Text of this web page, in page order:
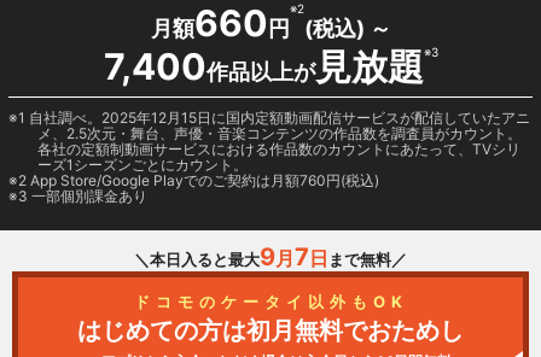
月額660 円
※2
(税込) ～
7,400作品以上が見放題※3
1 自社調べ。2025年12月15日に国内定額動画配信サービスが配信していたアニ
メ、2.5次元・舞台、声優・音楽コンテンツの作品数を調査員がカウント。
各社の定額制動画サービスにおける作品数のカウントにあたって、TVシリ
ーズ1シーズンごとにカウント。
2 App Store/Google Playでのご契約は月額760円(税込)
3 一部個別課金あり
＼本日入ると最大9月 7 日 まで無料／
ドコモのケータイ以外もOK
はじめての方は初月無料でおためし